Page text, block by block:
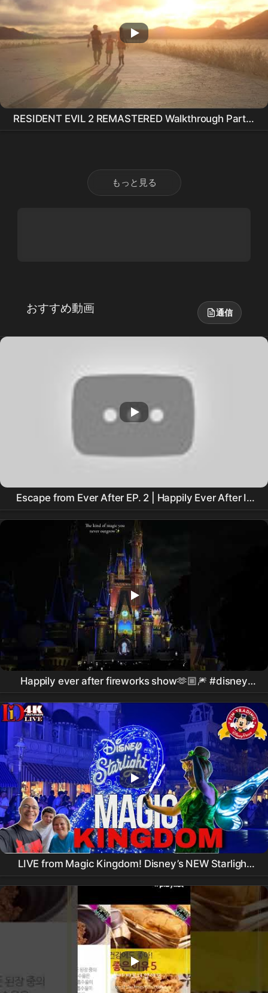
RESIDENT EVIL 2 REMASTERED Walkthrough Part 9
- Happily Ever After (Claire)
もっと見る
おすすめ動画 通信
Escape from Ever After EP. 2 | Happily Ever After Is
Now HR-Approved
Happily ever after fireworks show🫶🏼🎆 #disney
#magickingdom #happilyeverafter #disneyworld
LIVE from Magic Kingdom! Disney’s NEW Starlight
Parade, Happily Ever After Fireworks & Rides